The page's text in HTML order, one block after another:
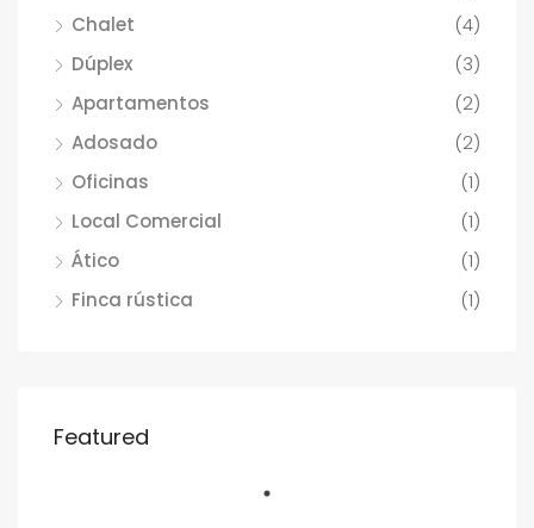
Chalet
(4)
Dúplex
(3)
Apartamentos
(2)
Adosado
(2)
Oficinas
(1)
Local Comercial
(1)
Ático
(1)
Finca rústica
(1)
Featured